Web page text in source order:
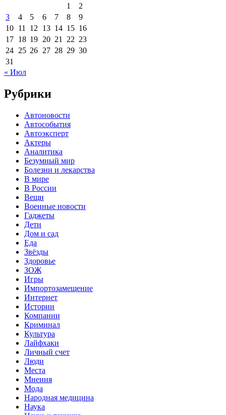
1
2
3
4 5 6 7 8
9
10 11 12 13 14 15 16
17 18 19 20 21 22 23
24 25 26 27 28 29 30
31
« Июл
Рубрики
Автоновости
Автособытия
Автоэксперт
Актеры
Аналитика
Безумный мир
Болезни и лекарства
В мире
В России
Вещи
Военные новости
Гаджеты
Дети
Дом и сад
Еда
Звёзды
Здоровье
ЗОЖ
Игры
Импортозамещение
Интернет
Истории
Компании
Криминал
Культура
Лайфхаки
Личный счет
Люди
Места
Мнения
Мода
Народная медицина
Наука